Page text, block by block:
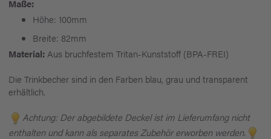
Maße:
Höhe: 100mm
Breite: 82mm
Material: Aus bruchfestem Tritan-Kunststoff (BPA-FREI)
Die Trinkbecher sind in den Farben blau, grau und transparent
erhältlich.
Achtung: Der abgebildete Deckel ist im Lieferumfang nicht
enthalten und kann als separates Zubehör erworben werden.